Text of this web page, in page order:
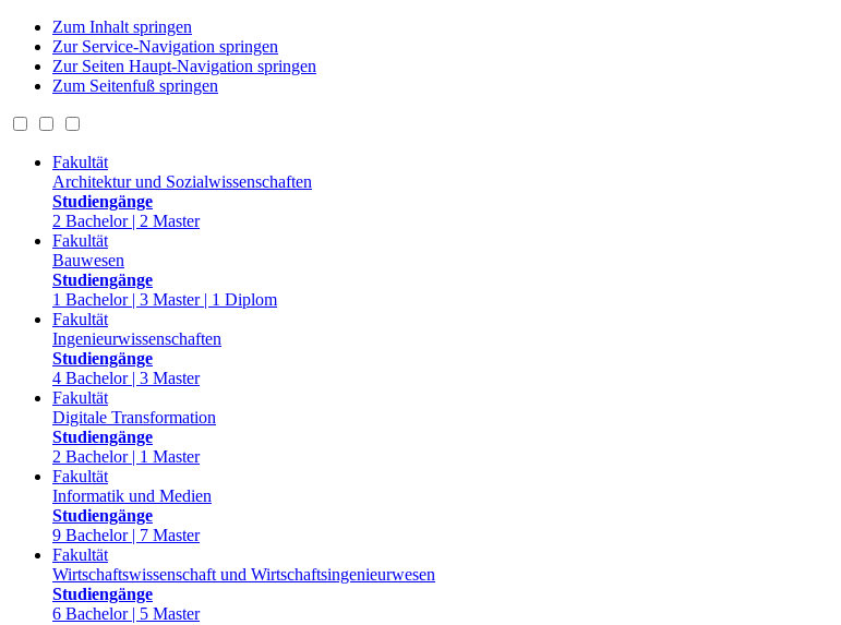
Zum Inhalt springen
Zur Service-Navigation springen
Zur Seiten Haupt-Navigation springen
Zum Seitenfuß springen
Fakultät
Architektur und Sozialwissenschaften
Studiengänge
2 Bachelor | 2 Master
Fakultät
Bauwesen
Studiengänge
1 Bachelor | 3 Master | 1 Diplom
Fakultät
Ingenieurwissenschaften
Studiengänge
4 Bachelor | 3 Master
Fakultät
Digitale Transformation
Studiengänge
2 Bachelor | 1 Master
Fakultät
Informatik und Medien
Studiengänge
9 Bachelor | 7 Master
Fakultät
Wirtschaftswissenschaft und Wirtschaftsingenieurwesen
Studiengänge
6 Bachelor | 5 Master